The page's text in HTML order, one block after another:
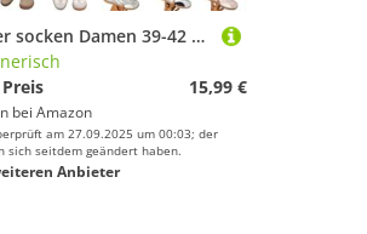
Sneaker socken Damen 39-42 Herren weiß leoprint, Campus Runde Wanderschuhe Halbschuhe Retro Zehenpartie rutschfeste Patchwork-Schnürung Low-Top Flache Tennisschuhe Rosa 39/EU
15,99 €
bei Amazon
am 27.09.2025 um 00:03; der
sich seitdem geändert haben.
Anbieter